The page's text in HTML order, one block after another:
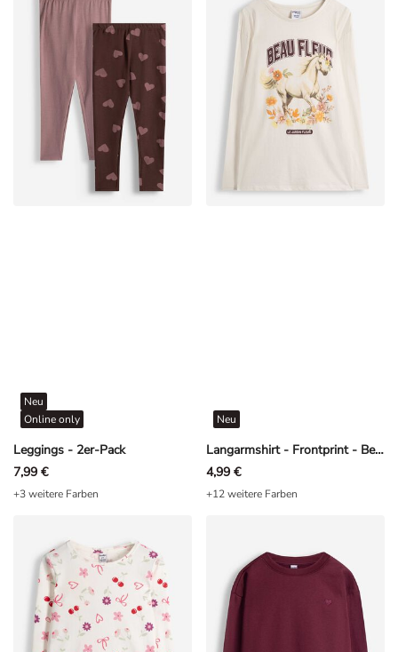
Leggings - 2er-Pack
Neu
Online only
7,99 €
+3 weitere Farben
Langarmshirt - Frontprint - Beige
Neu
4,99 €
+12 weitere Farben